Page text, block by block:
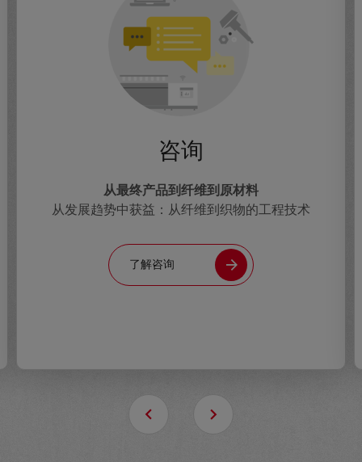
咨询
从最终产品到纤维到原材料
从发展趋势中获益：从纤维到织物的工程技术
了解咨询